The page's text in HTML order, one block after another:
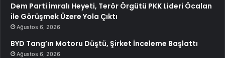
Dem Parti İmralı Heyeti, Terör Örgütü PKK Lideri Öcalan
ile Görüşmek Üzere Yola Çıktı
Ağustos 6, 2026
BYD Tang’ın Motoru Düştü, Şirket İnceleme Başlattı
Ağustos 6, 2026